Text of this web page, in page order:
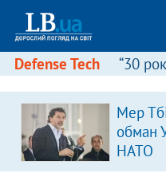
Defense Tech “30
Мер
обман
НАТО